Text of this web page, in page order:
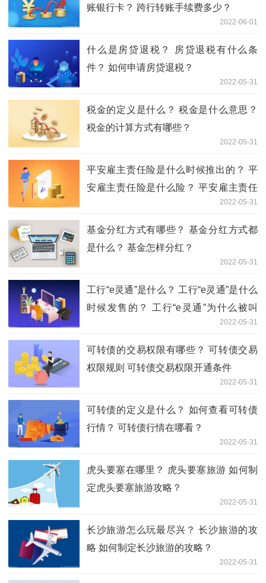
账银行卡？ 跨行转账手续费多少？
2022-06-01
什么是房贷退税？ 房贷退税有什么条
件？ 如何申请房贷退税？
2022-05-31
税金的定义是什么？ 税金是什么意思？
税金的计算方式有哪些？
2022-05-31
平安雇主责任险是什么时候推出的？ 平
安雇主责任险是什么险？ 平安雇主责任
2022-05-31
基金分红方式有哪些？ 基金分红方式都
是什么？ 基金怎样分红？
2022-05-31
工行“e灵通”是什么？ 工行“e灵通”是什么
时候发售的？ 工行“e灵通”为什么被叫
2022-05-31
可转债的交易权限有哪些？ 可转债交易
权限规则 可转债交易权限开通条件
2022-05-31
可转债的定义是什么？ 如何查看可转债
行情？ 可转债行情在哪看？
2022-05-31
虎头要塞在哪里？ 虎头要塞旅游 如何制
定虎头要塞旅游攻略？
2022-05-31
长沙旅游怎么玩最尽兴？ 长沙旅游的攻
略 如何制定长沙旅游的攻略？
2022-05-31